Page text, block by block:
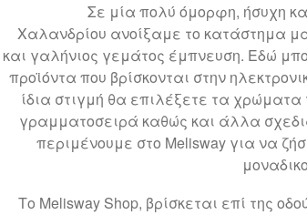
Σε μία πολύ όμορφη, ήσυχη
Χαλανδρίου ανοίξαμε το κατάστημα
και γαλήνιος γεμάτος έμπνευση. Εδώ
προϊόντα που βρίσκονται στην
ίδια στιγμή θα επιλέξετε τα χρώματα
γραμματοσειρά καθώς και άλλα
περιμένουμε στο Melisway για να
Το Melisway Shop, βρίσκεται επί της